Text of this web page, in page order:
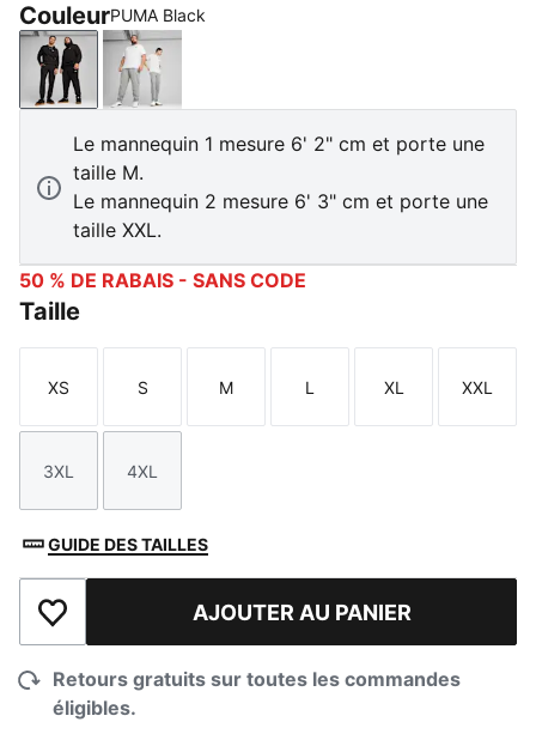
CouleurPUMA Black
PUMA BlackMedium Gray Heather
Le mannequin 1 mesure 6' 2" cm et porte une
taille M.
Le mannequin 2 mesure 6' 3" cm et porte une
taille XXL.
50 % DE RABAIS - SANS CODE
Taille
Taille
XS
Taille
S
Taille
M
Taille
L
Taille
XL
Taille
XXL
Taille
3XL
Taille
4XL
GUIDE DES TAILLES
Ajouter à la liste de souhaits
AJOUTER AU PANIER
Retours gratuits sur toutes les commandes
éligibles.